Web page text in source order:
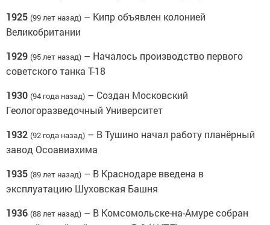
1925 (99 лет назад) – Кипр объявлен колонией
Великобритании
1929 (95 лет назад) – Началось производство первого
советского танка Т-18
1930 (94 года назад) – Создан Московский
Геологоразведочный Университет
1932 (92 года назад) – В Тушино начал работу планёрный
завод Осоавиахима
1935 (89 лет назад) – В Краснодаре введена в
эксплуатацию Шуховская Башня
1936 (88 лет назад) – В Комсомольске-на-Амуре собран